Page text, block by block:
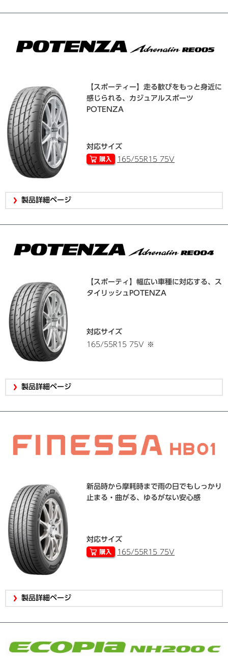
【スポーティー】走る歓びをもっと身近に
感じられる、カジュアルスポーツ
POTENZA
対応サイズ
165/55R15 75V
製品詳細ページ
【スポーティ】幅広い車種に対応する、ス
タイリッシュPOTENZA
対応サイズ
165/55R15 75V
※
製品詳細ページ
新品時から摩耗時まで雨の日でもしっかり
止まる・曲がる、ゆるがない安心感
対応サイズ
165/55R15 75V
製品詳細ページ